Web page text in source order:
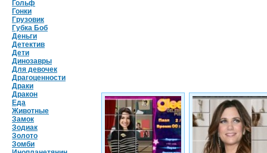
Гольф
Гонки
Грузовик
Губка Боб
Деньги
Детектив
Дети
Динозавры
Для девочек
Драгоценности
Драки
Дракон
Еда
Животные
Замок
Зодиак
Золото
Зомби